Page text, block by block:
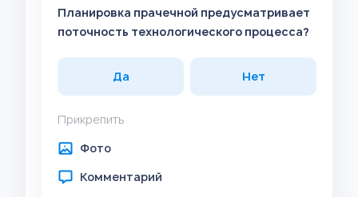
Планировка прачечной предусматривает
поточность технологического процесса?
Да Нет
Прикрепить
Фото
Комментарий